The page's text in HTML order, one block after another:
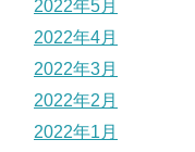
2022年5月
2022年4月
2022年3月
2022年2月
2022年1月